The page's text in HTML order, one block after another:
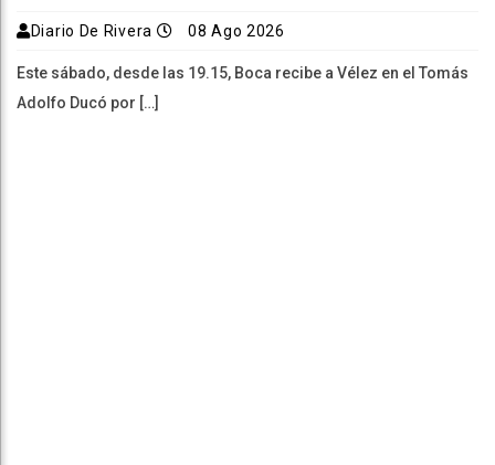
Diario De Rivera 08 Ago 2026
Este sábado, desde las 19.15, Boca recibe a Vélez en el Tomás
Adolfo Ducó por […]